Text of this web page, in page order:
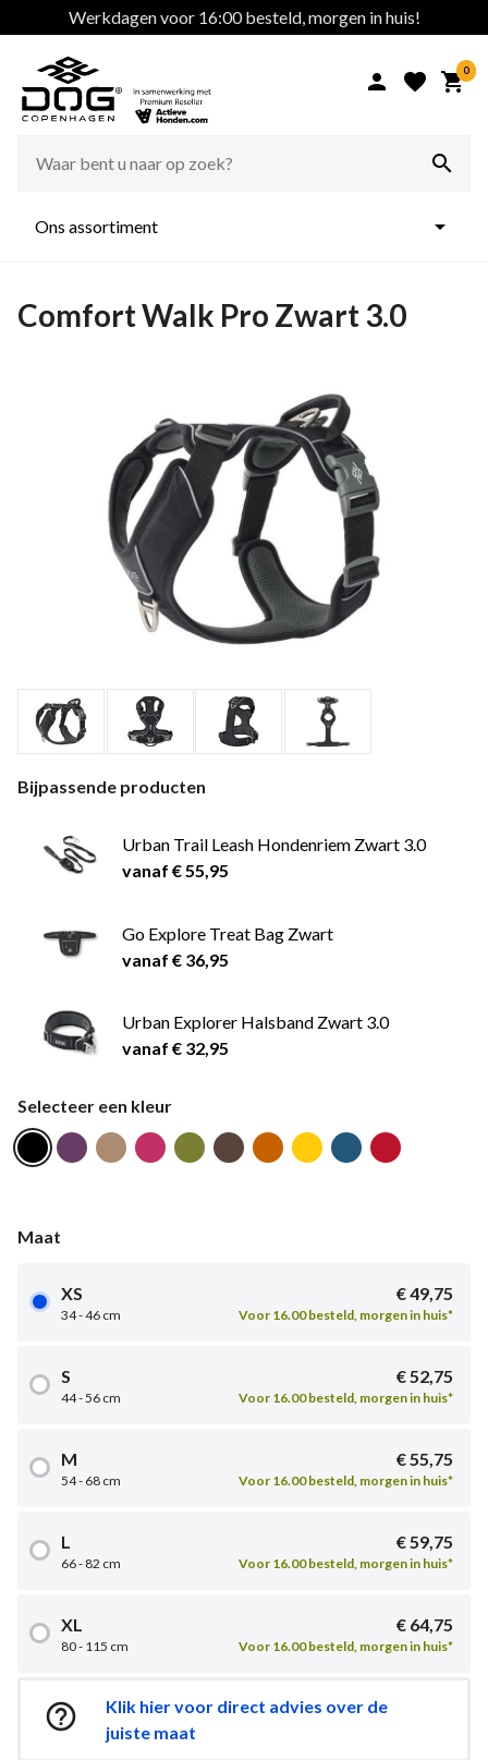
Werkdagen voor 16:00 besteld, morgen in huis!
  0

Ons assortiment 
Comfort Walk Pro Zwart 3.0
Bijpassende producten
Urban Trail Leash Hondenriem Zwart 3.0
vanaf € 55,95
Go Explore Treat Bag Zwart
vanaf € 36,95
Urban Explorer Halsband Zwart 3.0
vanaf € 32,95
Selecteer een kleur
Maat
XS
34 - 46 cm
€ 49,75
Voor 16.00 besteld, morgen in huis*
S
44 - 56 cm
€ 52,75
Voor 16.00 besteld, morgen in huis*
M
54 - 68 cm
€ 55,75
Voor 16.00 besteld, morgen in huis*
L
66 - 82 cm
€ 59,75
Voor 16.00 besteld, morgen in huis*
XL
80 - 115 cm
€ 64,75
Voor 16.00 besteld, morgen in huis*

Klik hier voor direct advies over de
juiste maat